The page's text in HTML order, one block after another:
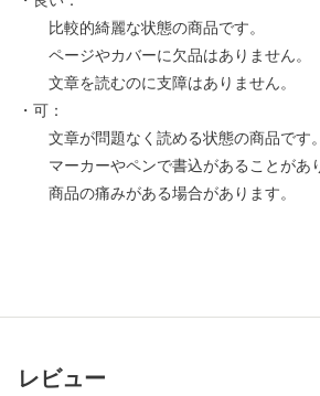
比較的綺麗な状態の商品です。
ページやカバーに欠品はありません。
文章を読むのに支障はありません。
・可：
文章が問題なく読める状態の商品です。
マーカーやペンで書込があることがあり
商品の痛みがある場合があります。
レビュー